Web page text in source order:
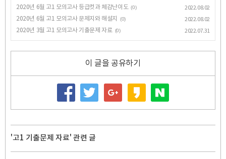
2020년 6월 고1 모의고사 등급컷과 체감난이도 (0)
2022.08.02
2020년 6월 고1 모의고사 문제지와 해설지
(0)
2022.08.02
2020년 3월 고1 모의고사 기출문제 자료 (0) 2022.07.31
이 글을 공유하기
'고1 기출문제 자료' 관련 글